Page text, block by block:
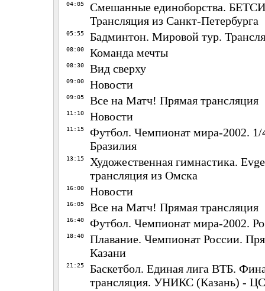
04:05
Смешанные единоборства.
Трансляция из Санкт-Петербурга
05:55 Бадминтон. Мировой тур.
08:00 Команда мечты
08:30 Вид сверху
09:00 Новости
09:05 Все на Матч! Прямая трансляция
11:10 Новости
11:15
Футбол. Чемпионат мира-2002.
Бразилия
13:15
Художественная гимнастика.
трансляция из Омска
16:00 Новости
16:05 Все на Матч! Прямая трансляция
16:40 Футбол. Чемпионат мира-2002.
18:40
Плавание. Чемпионат России.
Казани
21:25
Баскетбол. Единая лига ВТБ.
трансляция. УНИКС (Казань) -